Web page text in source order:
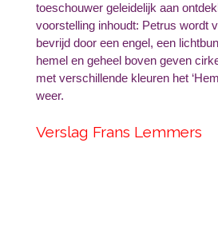
toeschouwer geleidelijk aan
voorstelling inhoudt: Petrus wordt
bevrijd door een engel, een
hemel en geheel boven geven
met verschillende kleuren het
weer.
Verslag Frans Lemmers